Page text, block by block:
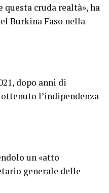
cruda realtà», ha
Burkina Faso nella
dopo anni di
l’indipendenza
un «atto
generale delle